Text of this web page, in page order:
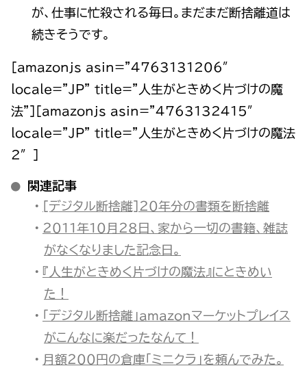
が、仕事に忙殺される毎日。まだまだ断捨離道は
続きそうです。
[amazonjs asin=”4763131206″
locale=”JP” title=”人生がときめく片づけの魔
法”][amazonjs asin=”4763132415″
locale=”JP” title=”人生がときめく片づけの魔法
2″]
関連記事
[デジタル断捨離]２０年分の書類を断捨離
２０１１年１０月２８日、家から一切の書籍、雑誌
がなくなりました記念日。
『人生がときめく片づけの魔法』にときめい
た！
「デジタル断捨離」amazonマーケットプレイス
がこんなに楽だったなんて！
月額２００円の倉庫「ミニクラ」を頼んでみた。